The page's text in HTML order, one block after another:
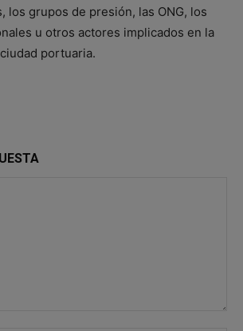
los grupos de presión, las ONG, los
u otros actores implicados en la
portuaria.